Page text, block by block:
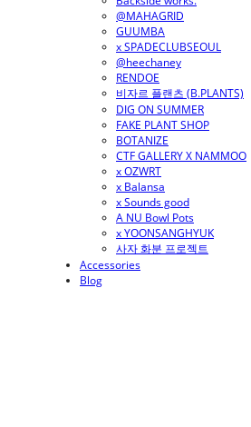
@MAHAGRID
GUUMBA
x SPADECLUBSEOUL
@heechaney
RENDOE
비자르 플랜츠 (B.PLANTS)
DIG ON SUMMER
FAKE PLANT SHOP
BOTANIZE
CTF GALLERY X NAMMOO
x OZWRT
x Balansa
x Sounds good
A NU Bowl Pots
x YOONSANGHYUK
사자 화분 프로젝트
Accessories
Blog